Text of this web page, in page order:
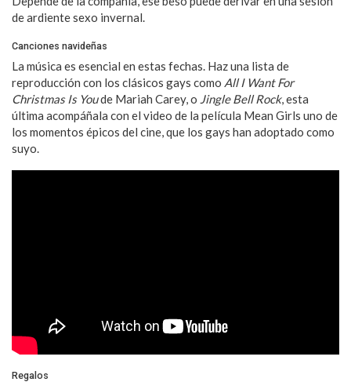
de ardiente sexo invernal.
Canciones navideñas
La música es esencial en estas fechas. Haz una lista de
reproducción con los clásicos gays como All I Want For
Christmas Is Youde Mariah Carey, o Jingle Bell Rock, esta
última acompáñala con el video de la película Mean Girls uno de
los momentos épicos del cine, que los gays han adoptado como
suyo.
Regalos